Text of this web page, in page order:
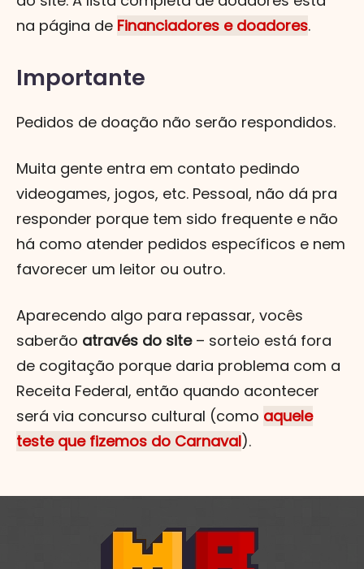
na página de Financiadores e doadores.
Importante
Pedidos de doação não serão respondidos.
Muita gente entra em contato pedindo
videogames, jogos, etc. Pessoal, não dá pra
responder porque tem sido frequente e não
há como atender pedidos específicos e nem
favorecer um leitor ou outro.
Aparecendo algo para repassar, vocês
saberão através do site– sorteio está fora
de cogitação porque daria problema com a
Receita Federal, então quando acontecer
será via concurso cultural (como aquele
teste que fizemos do Carnaval).